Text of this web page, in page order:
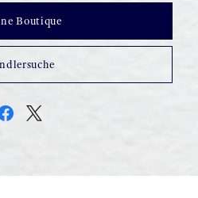
Boutique